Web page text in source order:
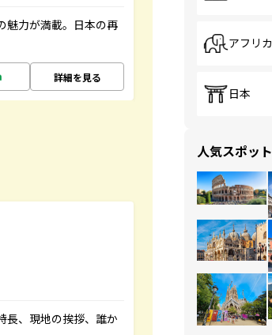
魅力が満載。日本の再
詳細を見る
長、現地の挨拶、誰か
アフリカ
日本
人気スポット